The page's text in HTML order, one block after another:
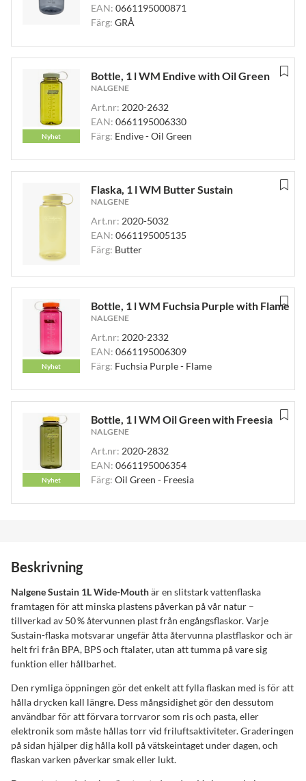
EAN: 0661195000871
Färg: GRÅ
Nyhet
Bottle, 1 l WM Endive with Oil Green
NALGENE
Art.nr: 2020-2632
EAN: 0661195006330
Färg: Endive - Oil Green
Flaska, 1 l WM Butter Sustain
NALGENE
Art.nr: 2020-5032
EAN: 0661195005135
Färg: Butter
Nyhet
Bottle, 1 l WM Fuchsia Purple with Flame
NALGENE
Art.nr: 2020-2332
EAN: 0661195006309
Färg: Fuchsia Purple - Flame
Nyhet
Bottle, 1 l WM Oil Green with Freesia
NALGENE
Art.nr: 2020-2832
EAN: 0661195006354
Färg: Oil Green - Freesia
Beskrivning
Nalgene Sustain 1L Wide-Mouthär en slitstark vattenflaska
framtagen för att minska plastens påverkan på vår natur –
tillverkad av 50 % återvunnen plast från engångsflaskor. Varje
Sustain-flaska motsvarar ungefär åtta återvunna plastflaskor och är
helt fri från BPA, BPS och ftalater, utan att tumma på vare sig
funktion eller hållbarhet.
Den rymliga öppningen gör det enkelt att fylla flaskan med is för att
hålla drycken kall längre. Dess mångsidighet gör den dessutom
användbar för att förvara torrvaror som ris och pasta, eller
elektronik som måste hållas torr vid friluftsaktiviteter. Graderingen
på sidan hjälper dig hålla koll på vätskeintaget under dagen, och
flaskan varken påverkar smak eller lukt.